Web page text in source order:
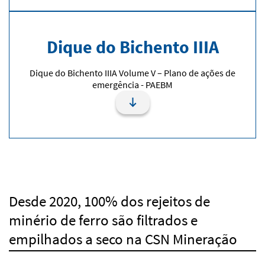
Dique do Bichento IIIA
Dique do Bichento IIIA Volume V – Plano de ações de
emergência - PAEBM
Desde 2020, 100% dos rejeitos de
minério de ferro são filtrados e
empilhados a seco na CSN Mineração